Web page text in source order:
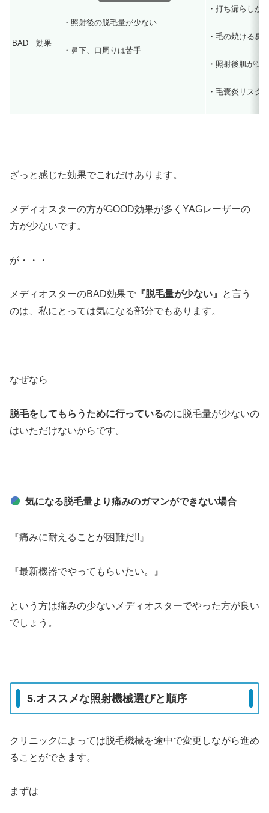
BAD 効果
・照射後の脱毛量が少ない
・鼻下、口周りは苦手
・打ち漏らしが
・毛の焼ける臭
・照射後肌がジ
・毛嚢炎リスク
ざっと感じた効果でこれだけあります。
メディオスターの方がGOOD効果が多くYAGレーザーの
方が少ないです。
が・・・
メディオスターのBAD効果で 『脱毛量が少ない』
と言う
のは、私にとっては気になる部分でもあります。
なぜなら
脱毛をしてもらうために行っているのに脱毛量が少ないの
はいただけないからです。
気になる脱毛量より痛みのガマンができない場合
『痛みに耐えることが困難だ!!』
『最新機器でやってもらいたい。』
という方は痛みの少ないメディオスターでやった方が良い
でしょう。
5.オススメな照射機械選びと順序
クリニックによっては脱毛機械を途中で変更しながら進め
ることができます。
まずは